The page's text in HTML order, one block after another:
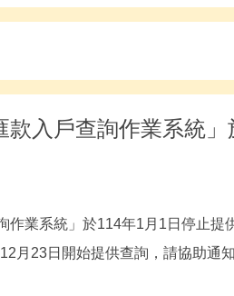
入戶查詢作業系統
作業系統」於114年1月1日停止提
月23日開始提供查詢，請協助通知